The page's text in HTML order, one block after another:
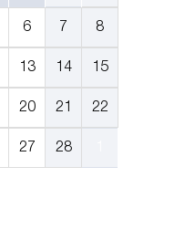
6 7 8
13 14 15
20 21 22
27 28